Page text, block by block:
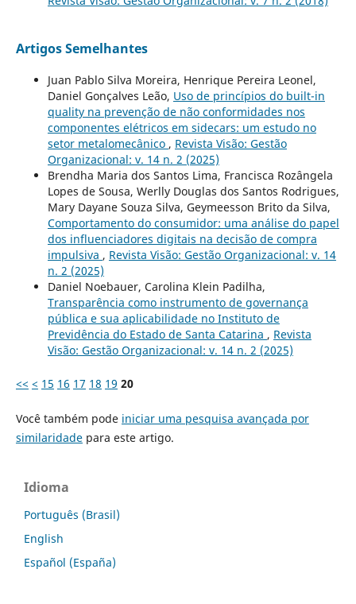
Artigos Semelhantes
Juan Pablo Silva Moreira, Henrique Pereira Leonel,
Daniel Gonçalves Leão, Uso de princípios do built-in
quality na prevenção de não conformidades nos
componentes elétricos em sidecars: um estudo no
setor metalomecânico , Revista Visão: Gestão
Organizacional: v. 14 n. 2 (2025)
Brendha Maria dos Santos Lima, Francisca Rozângela
Lopes de Sousa, Werlly Douglas dos Santos Rodrigues,
Mary Dayane Souza Silva, Geymeesson Brito da Silva,
Comportamento do consumidor: uma análise do papel
dos influenciadores digitais na decisão de compra
impulsiva , Revista Visão: Gestão Organizacional: v. 14
n. 2 (2025)
Daniel Noebauer, Carolina Klein Padilha,
Transparência como instrumento de governança
pública e sua aplicabilidade no Instituto de
Previdência do Estado de Santa Catarina , Revista
Visão: Gestão Organizacional: v. 14 n. 2 (2025)
<< < 15 16 17 18 19 20
Você também pode iniciar uma pesquisa avançada por
similaridadepara este artigo.
Idioma
Português (Brasil)
English
Español (España)